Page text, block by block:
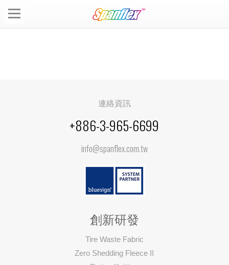
連絡資訊
+886-3-965-6699
info@spanflex.com.tw
創新研發
Tire Waste Fabric
Zero Shedding Fleece II